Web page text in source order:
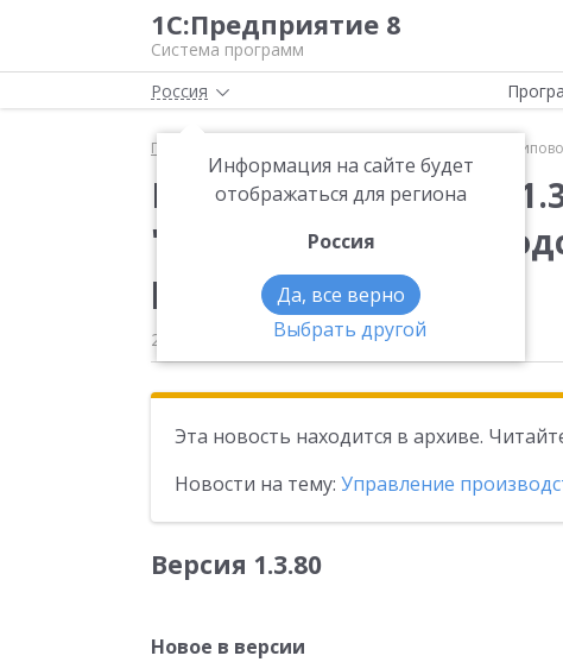
1С:Предприятие 8
Система программ
Россия
Информация на сайте будет
отображаться для региона
Россия
Да, все верно
Выбрать другой
Главная Вышла новая версия 1.3.80
Вышла новая версия
"Управление
редакция 1.3.
21.07.2016
Эта новость находится в архиве.
Новости на тему: Управление
Версия 1.3.80
Новое в версии